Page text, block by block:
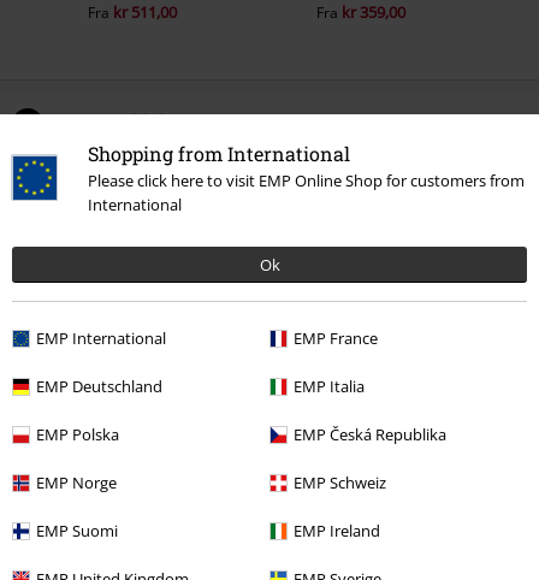
Shopping from International
Please click here to visit EMP Online Shop for customers from
International
Ok
EMP International EMP France
EMP Deutschland EMP Italia
EMP Polska EMP Česká Republika
EMP Norge EMP Schweiz
EMP Suomi EMP Ireland
Fra kr 511,00
Fra kr 359,00
0 Anmeldelse
Fortell oss hva du synes om "Gracey Ermeløs Lang
Siste besøk